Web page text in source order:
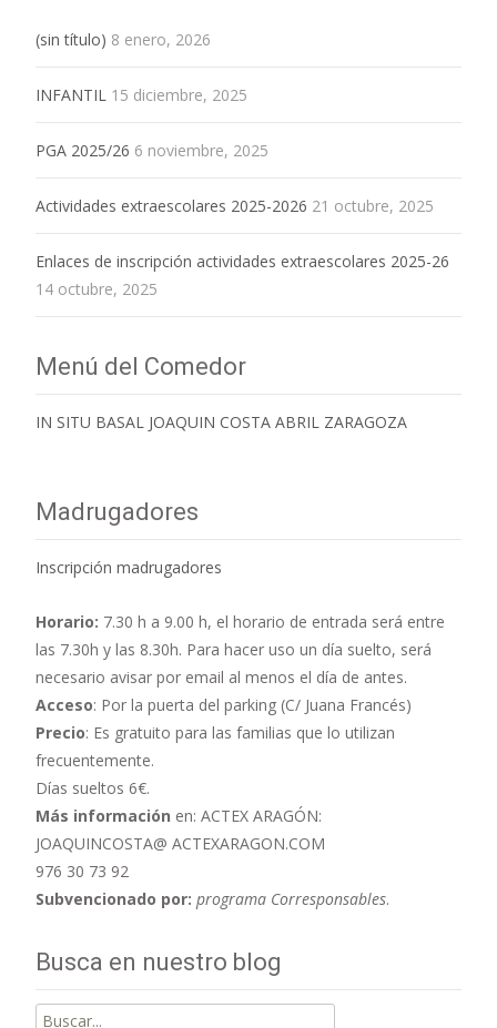
(sin título) 8 enero, 2026
INFANTIL 15 diciembre, 2025
PGA 2025/26 6 noviembre, 2025
Actividades extraescolares 2025-2026 21 octubre, 2025
Enlaces de inscripción actividades extraescolares 2025-26
14 octubre, 2025
Menú del Comedor
IN SITU BASAL JOAQUIN COSTA ABRIL ZARAGOZA
Madrugadores
Inscripción madrugadores
Horario: 7.30 h a 9.00 h, el horario de entrada será entre
las 7.30h y las 8.30h. Para hacer uso un día suelto, será
necesario avisar por email al menos el día de antes.
Acceso: Por la puerta del parking (C/ Juana Francés)
Precio: Es gratuito para las familias que lo utilizan
frecuentemente.
Días sueltos 6€.
Más información en: ACTEX ARAGÓN:
JOAQUINCOSTA@ ACTEXARAGON.COM
976 30 73 92
Subvencionado por: programa Corresponsables.
Busca en nuestro blog
Buscar